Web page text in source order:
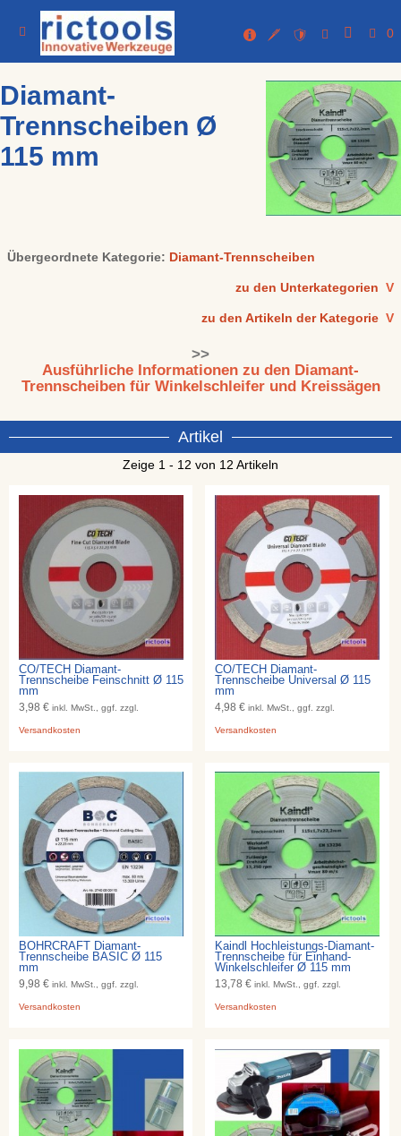
0
Diamant-
Trennscheiben Ø
115 mm
Übergeordnete Kategorie: Diamant-Trennscheiben
zu den Unterkategorien V
zu den Artikeln der Kategorie V
>>
Ausführliche Informationen zu den Diamant-
Trennscheiben für Winkelschleifer und Kreissägen
Artikel
Zeige 1 - 12 von 12 Artikeln
CO/TECH Diamant-
Trennscheibe Feinschnitt Ø 115
mm
3,98 € inkl. MwSt., ggf. zzgl.
Versandkosten
CO/TECH Diamant-
Trennscheibe Universal Ø 115
mm
4,98 €inkl. MwSt., ggf. zzgl.
Versandkosten
BOHRCRAFT Diamant-
Trennscheibe BASIC Ø 115
mm
9,98 € inkl. MwSt., ggf. zzgl.
Versandkosten
Kaindl Hochleistungs-Diamant-
Trennscheibe für Einhand-
Winkelschleifer Ø 115 mm
13,78 €inkl. MwSt., ggf. zzgl.
Versandkosten